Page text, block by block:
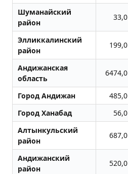
Шуманайский
район
33,0
Элликкалинский
район
199,0
Андижанская
область
6474,0
Город Андижан 485,0
Город Ханабад
56,0
Алтынкульский
район
687,0
Андижанский
район
520,0